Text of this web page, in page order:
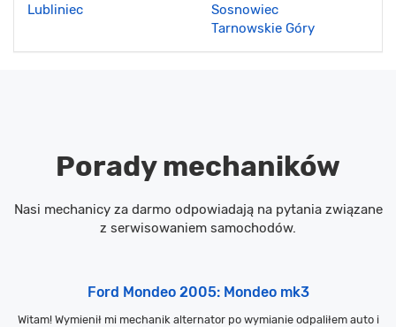
Lubliniec
Sosnowiec
Tarnowskie Góry
Porady mechaników
Nasi mechanicy za darmo odpowiadają na pytania związane
z serwisowaniem samochodów.
Ford Mondeo 2005: Mondeo mk3
Witam! Wymienił mi mechanik alternator po wymianie odpaliłem auto i